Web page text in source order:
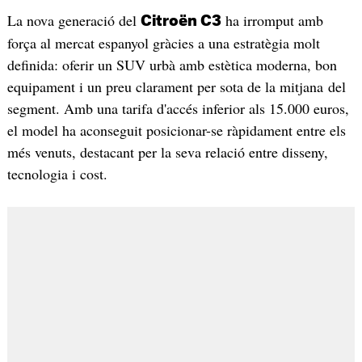
La nova generació del Citroën C3ha irromput amb
força al mercat espanyol gràcies a una estratègia molt
definida: oferir un SUV urbà amb estètica moderna, bon
equipament i un preu clarament per sota de la mitjana del
segment. Amb una tarifa d'accés inferior als 15.000 euros,
el model ha aconseguit posicionar-se ràpidament entre els
més venuts, destacant per la seva relació entre disseny,
tecnologia i cost.